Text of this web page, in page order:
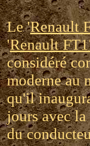
Le 'Renault
'Renault
considéré
moderne au
qu'il
jours avec
du